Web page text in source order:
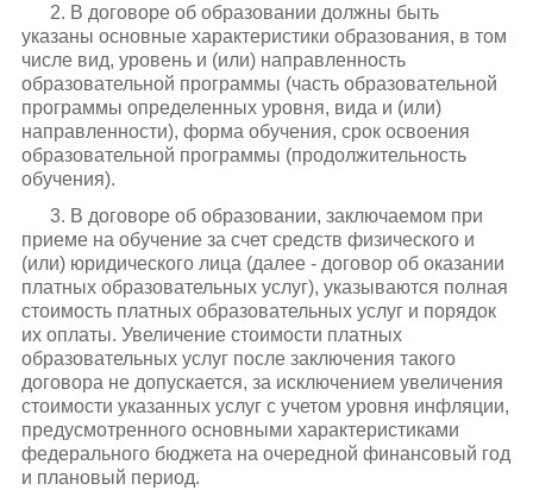
2. В договоре об образовании должны быть
указаны основные характеристики образования, в том
числе вид, уровень и (или) направленность
образовательной программы (часть образовательной
программы определенных уровня, вида и (или)
направленности), форма обучения, срок освоения
образовательной программы (продолжительность
обучения).
3. В договоре об образовании, заключаемом при
приеме на обучение за счет средств физического и
(или) юридического лица (далее - договор об оказании
платных образовательных услуг), указываются полная
стоимость платных образовательных услуг и порядок
их оплаты. Увеличение стоимости платных
образовательных услуг после заключения такого
договора не допускается, за исключением увеличения
стоимости указанных услуг с учетом уровня инфляции,
предусмотренного основными характеристиками
федерального бюджета на очередной финансовый год
и плановый период.